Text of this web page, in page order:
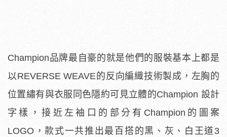
Champion品牌最自豪的就是他們的服裝基本上都是
以REVERSE WEAVE的反向編織技術製成，左胸的
位置繡有與衣服同色隱約可見立體的Champion 設計
字樣，接近左袖口的部分有Champion的圖案
LOGO，款式一共推出最百搭的黑、灰、白王道3